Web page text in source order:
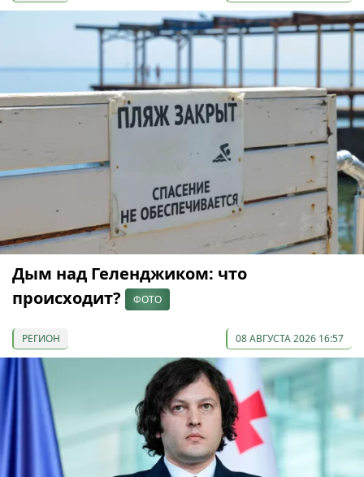
Дым над Геленджиком: что
происходит?
ФОТО
РЕГИОН 08 АВГУСТА 2026 16:57